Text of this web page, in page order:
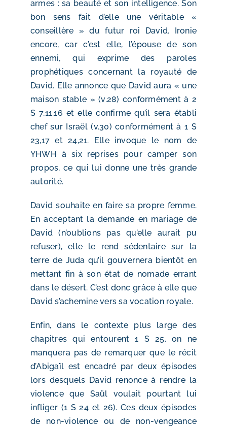
armes : sa beauté et son intelligence. Son
bon sens fait d’elle une véritable «
conseillère » du futur roi David. Ironie
encore, car c’est elle, l’épouse de son
ennemi, qui exprime des paroles
prophétiques concernant la royauté de
David. Elle annonce que David aura « une
maison stable » (v.28) conformément à 2
S 7,11.16 et elle confirme qu’il sera établi
chef sur Israël (v.30) conformément à 1 S
23,17 et 24,21. Elle invoque le nom de
YHWH à six reprises pour camper son
propos, ce qui lui donne une très grande
autorité.
David souhaite en faire sa propre femme.
En acceptant la demande en mariage de
David (n’oublions pas qu’elle aurait pu
refuser), elle le rend sédentaire sur la
terre de Juda qu’il gouvernera bientôt en
mettant fin à son état de nomade errant
dans le désert. C’est donc grâce à elle que
David s’achemine vers sa vocation royale.
Enfin, dans le contexte plus large des
chapitres qui entourent 1 S 25, on ne
manquera pas de remarquer que le récit
d’Abigaïl est encadré par deux épisodes
lors desquels David renonce à rendre la
violence que Saül voulait pourtant lui
infliger (1 S 24 et 26). Ces deux épisodes
de non-violence ou de non-vengeance